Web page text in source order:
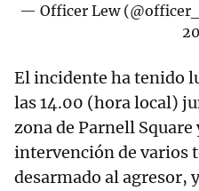
— Officer Lew
El incidente ha tenido
las 14.00 (hora local)
zona de Parnell
intervención de varios
desarmado al agresor,